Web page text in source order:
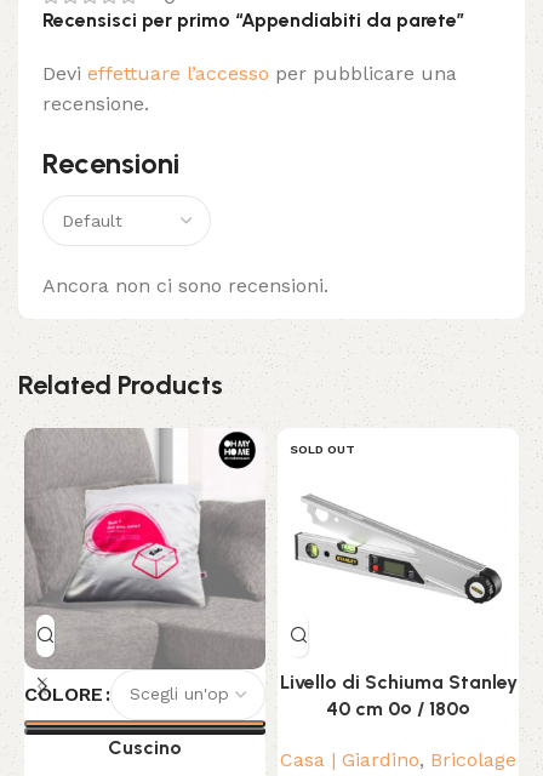
Recensioni
Ancora non ci sono recensioni.
Recensisci per primo “Appendiabiti da parete”
Devi effettuare l’accesso per pubblicare una
recensione.
Related Products
COLORE
Cuscino
SOLD OUT
Livello di Schiuma Stanley
40 cm 0º / 180º
Casa | Giardino, Bricolage